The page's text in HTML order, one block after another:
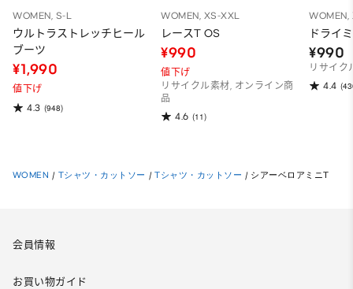
WOMEN, S-L
ウルトラストレッチヒール
ブーツ
¥1,990
値下げ
4.3 (948)
WOMEN, XS-XXL
レースT OS
¥990
値下げ
リサイクル素材, オンライン商
品
4.6 (11)
WOMEN,
ドライ
¥990
リサイク
4.4
WOMEN / Tシャツ・カットソー / Tシャツ・カットソー / シアーベロアミニT
会員情報
お買い物ガイド